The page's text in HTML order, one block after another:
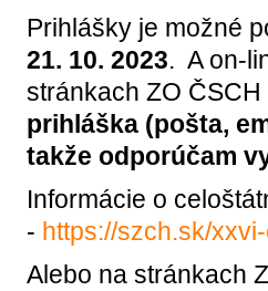
Prihlášky je možné
21. 10. 2023. A on-
stránkach ZO
prihláška (pošta,
takže odporúčam
Informácie o
- https://szch.sk/
Alebo na stránkach